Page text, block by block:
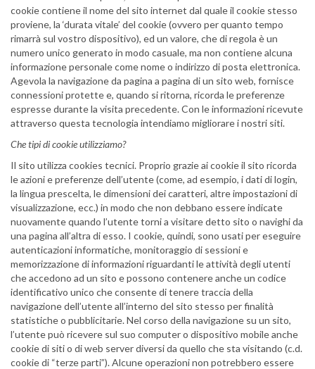
cookie contiene il nome del sito internet dal quale il cookie stesso
proviene, la ‘durata vitale’ del cookie (ovvero per quanto tempo
rimarrà sul vostro dispositivo), ed un valore, che di regola è un
numero unico generato in modo casuale, ma non contiene alcuna
informazione personale come nome o indirizzo di posta elettronica.
Agevola la navigazione da pagina a pagina di un sito web, fornisce
connessioni protette e, quando si ritorna, ricorda le preferenze
espresse durante la visita precedente. Con le informazioni ricevute
attraverso questa tecnologia intendiamo migliorare i nostri siti.
Che tipi di cookie utilizziamo?
Il sito utilizza cookies tecnici. Proprio grazie ai cookie il sito ricorda
le azioni e preferenze dell’utente (come, ad esempio, i dati di login,
la lingua prescelta, le dimensioni dei caratteri, altre impostazioni di
visualizzazione, ecc.) in modo che non debbano essere indicate
nuovamente quando l’utente torni a visitare detto sito o navighi da
una pagina all’altra di esso. I cookie, quindi, sono usati per eseguire
autenticazioni informatiche, monitoraggio di sessioni e
memorizzazione di informazioni riguardanti le attività degli utenti
che accedono ad un sito e possono contenere anche un codice
identificativo unico che consente di tenere traccia della
navigazione dell’utente all’interno del sito stesso per finalità
statistiche o pubblicitarie. Nel corso della navigazione su un sito,
l’utente può ricevere sul suo computer o dispositivo mobile anche
cookie di siti o di web server diversi da quello che sta visitando (c.d.
cookie di “terze parti”). Alcune operazioni non potrebbero essere